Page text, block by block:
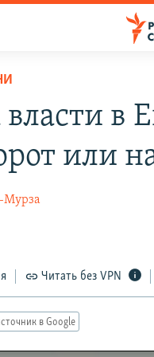
в
или
Мурза
Читать без VPN
в Google